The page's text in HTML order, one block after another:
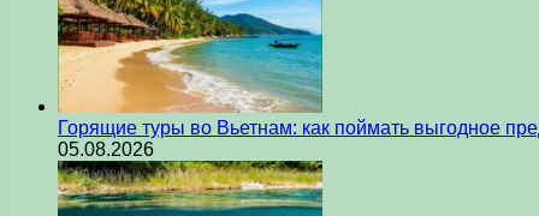
Горящие туры во Вьетнам: как поймать выгодное
05.08.2026